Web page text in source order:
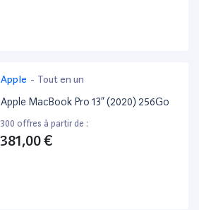
Apple - Tout en un
Apple MacBook Pro 13” (2020) 256Go
300 offres à partir de :
381,00 €